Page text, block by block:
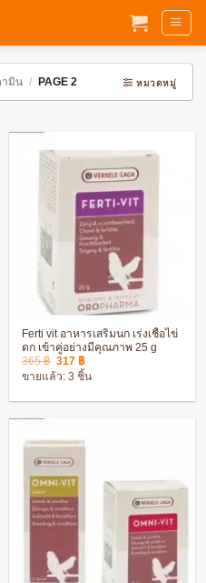
ามิน / PAGE 2 หมวดหมู่
Ferti vit อาหารเสริมนก เร่งเชื้อไข่
ดก เข้าคู่อย่างมีคุณภาพ 25 g
365฿ Original
price
was:
317 ฿Current
price
is:
ขายแล้ว: 3 ชิ้น